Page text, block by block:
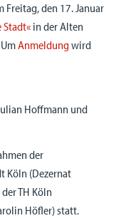
den 17. Januar
Stadt«in der Alten
Anmeldungwird
Hoffmann und
der
Köln (Dezernat
TH Köln
Höfler) statt.